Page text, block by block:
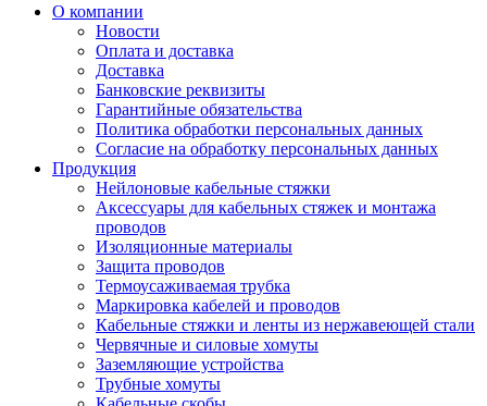
О компании
Новости
Оплата и доставка
Доставка
Банковские реквизиты
Гарантийные обязательства
Политика обработки персональных данных
Согласие на обработку персональных данных
Продукция
Нейлоновые кабельные стяжки
Аксессуары для кабельных стяжек и монтажа
проводов
Изоляционные материалы
Защита проводов
Термоусаживаемая трубка
Маркировка кабелей и проводов
Кабельные стяжки и ленты из нержавеющей стали
Червячные и силовые хомуты
Заземляющие устройства
Трубные хомуты